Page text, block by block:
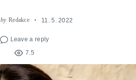
by Redakce 11. 5. 2022
Leave a reply
7.5